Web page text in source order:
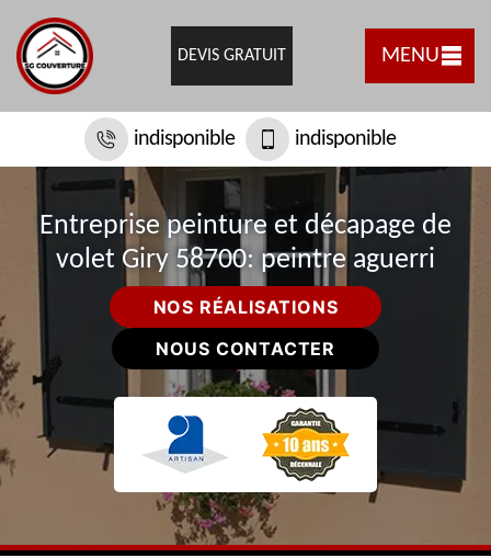
DEVIS GRATUIT MENU
indisponible indisponible
Entreprise peinture et décapage de
volet Giry 58700: peintre aguerri
NOS RÉALISATIONS
NOUS CONTACTER